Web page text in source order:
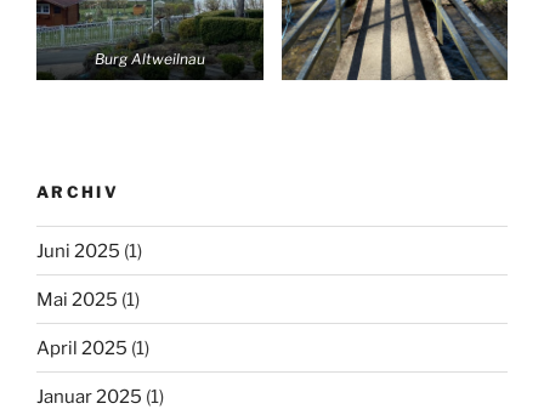
Burg Altweilnau
ARCHIV
Juni 2025 (1)
Mai 2025 (1)
April 2025 (1)
Januar 2025 (1)